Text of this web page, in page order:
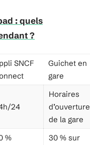
: quels
?
SNCF
Guichet en
gare
24
Horaires
d’ouverture
de la gare
%
30 % sur